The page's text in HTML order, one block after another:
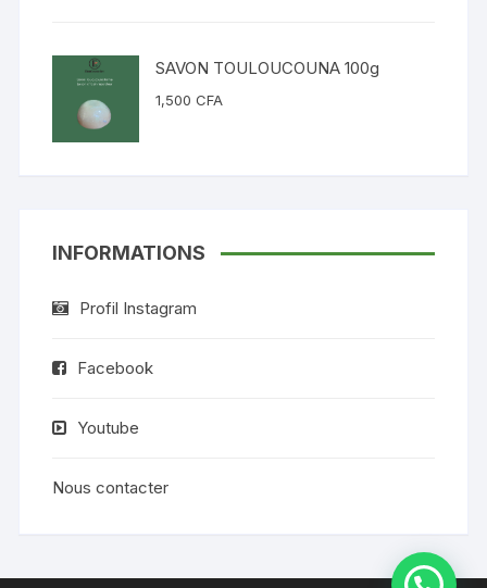
SAVON TOULOUCOUNA 100g
1,500CFA
INFORMATIONS
Profil Instagram
Facebook
Youtube
Nous contacter